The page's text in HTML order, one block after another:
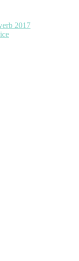
2017